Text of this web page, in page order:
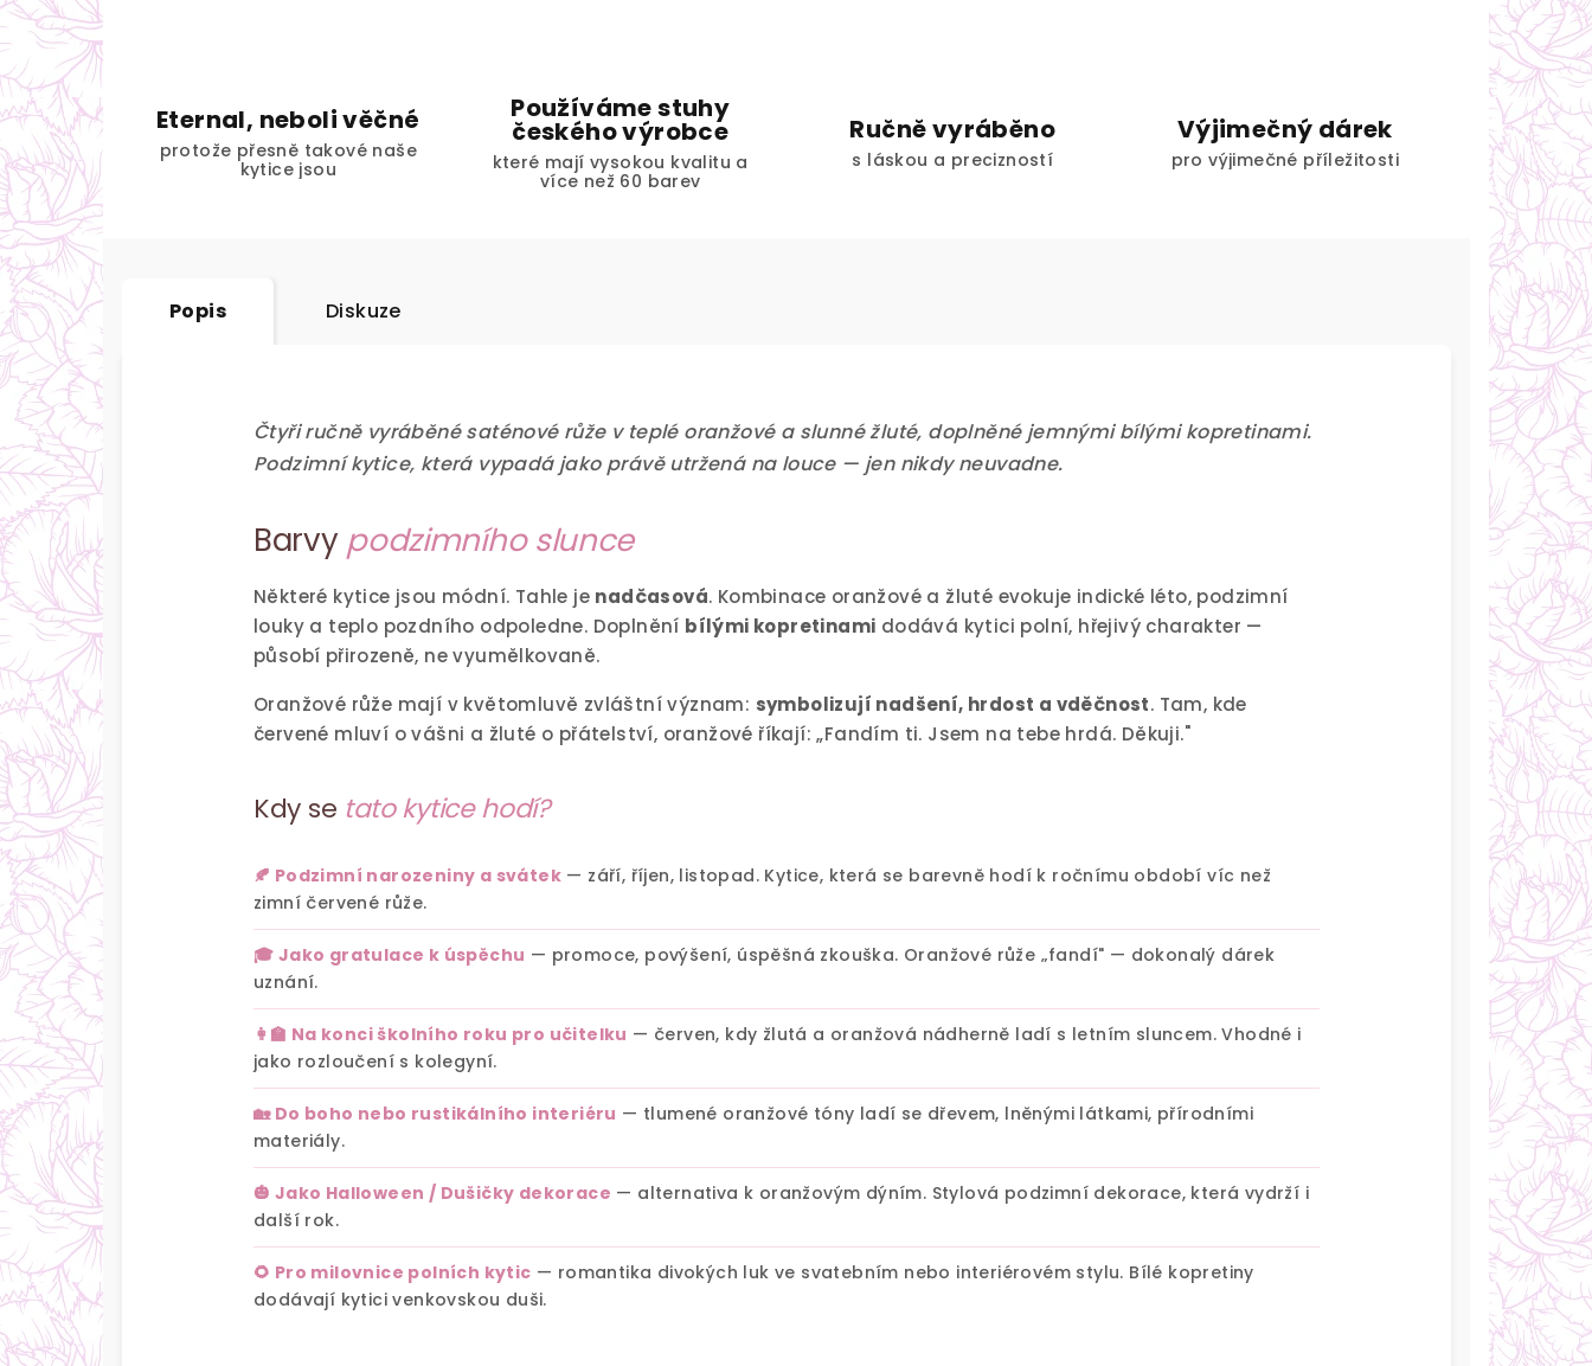
Eternal, neboli věčné
protože přesně takové naše
kytice jsou
Používáme stuhy
českého výrobce
které mají vysokou kvalitu a
více než 60 barev
Ručně vyráběno
s láskou a precizností
Výjimečný dárek
pro výjimečné příležitosti
Popis Diskuze
Čtyři ručně vyráběné saténové růže v teplé oranžové a slunné žluté, doplněné jemnými bílými kopretinami.
Podzimní kytice, která vypadá jako právě utržená na louce — jen nikdy neuvadne.
Barvy podzimního slunce
Některé kytice jsou módní. Tahle je nadčasová. Kombinace oranžové a žluté evokuje indické léto, podzimní
louky a teplo pozdního odpoledne. Doplnění bílými kopretinami dodává kytici polní, hřejivý charakter —
působí přirozeně, ne vyumělkovaně.
Oranžové růže mají v květomluvě zvláštní význam: symbolizují nadšení, hrdost a vděčnost. Tam, kde
červené mluví o vášni a žluté o přátelství, oranžové říkají: „Fandím ti. Jsem na tebe hrdá. Děkuji."
Kdy se tato kytice hodí?
🍂 Podzimní narozeniny a svátek — září, říjen, listopad. Kytice, která se barevně hodí k ročnímu období víc než
zimní červené růže.
🎓 Jako gratulace k úspěchu — promoce, povýšení, úspěšná zkouška. Oranžové růže „fandí" — dokonalý dárek
uznání.
👩‍🏫 Na konci školního roku pro učitelku — červen, kdy žlutá a oranžová nádherně ladí s letním sluncem. Vhodné i
jako rozloučení s kolegyní.
🏡 Do boho nebo rustikálního interiéru — tlumené oranžové tóny ladí se dřevem, lněnými látkami, přírodními
materiály.
🎃 Jako Halloween / Dušičky dekorace — alternativa k oranžovým dýním. Stylová podzimní dekorace, která vydrží i
další rok.
🌻 Pro milovnice polních kytic — romantika divokých luk ve svatebním nebo interiérovém stylu. Bílé kopretiny
dodávají kytici venkovskou duši.